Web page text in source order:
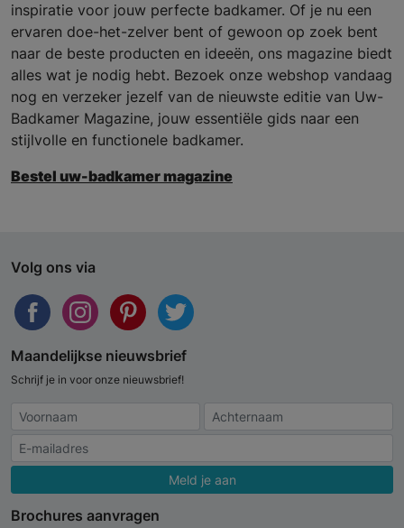
inspiratie voor jouw perfecte badkamer. Of je nu een
ervaren doe-het-zelver bent of gewoon op zoek bent
naar de beste producten en ideeën, ons magazine biedt
alles wat je nodig hebt. Bezoek onze webshop vandaag
nog en verzeker jezelf van de nieuwste editie van Uw-
Badkamer Magazine, jouw essentiële gids naar een
stijlvolle en functionele badkamer.
Bestel uw-badkamer magazine
Volg ons via
Maandelijkse nieuwsbrief
Schrijf je in voor onze nieuwsbrief!
Meld je aan
Brochures aanvragen